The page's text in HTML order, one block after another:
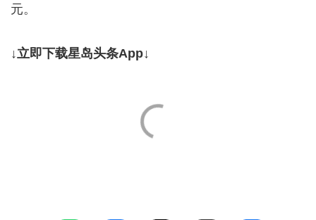
元。
↓立即下载星岛头条App↓